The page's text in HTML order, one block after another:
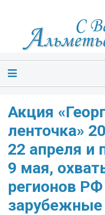
Акция
ленточка»
22 апреля и
9 мая,
регионов